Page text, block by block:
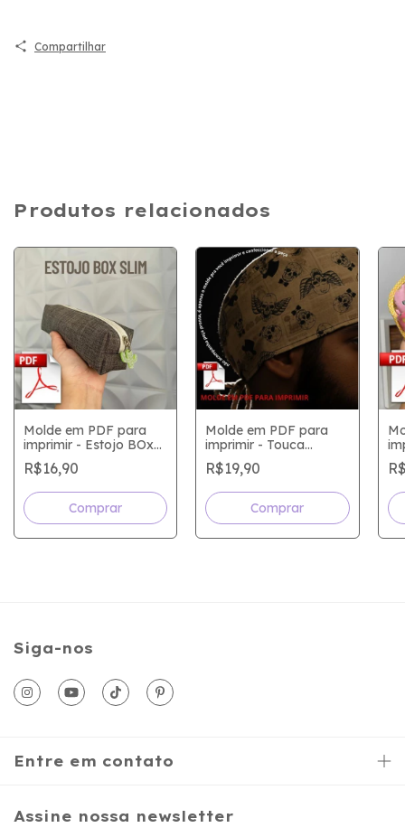
Compartilhar
Produtos relacionados
Molde em PDF para
imprimir - Estojo BOx
Slim
R$16,90
Molde em PDF para
imprimir - Touca
Masculina
R$19,90
Siga-nos
Entre em contato
Assine nossa newsletter